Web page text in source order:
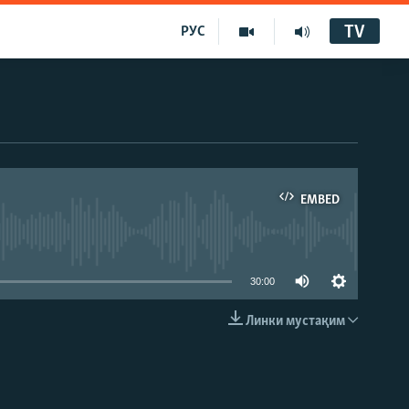
РУС TV
EMBED
EMBED
30:00
Линки мустақим